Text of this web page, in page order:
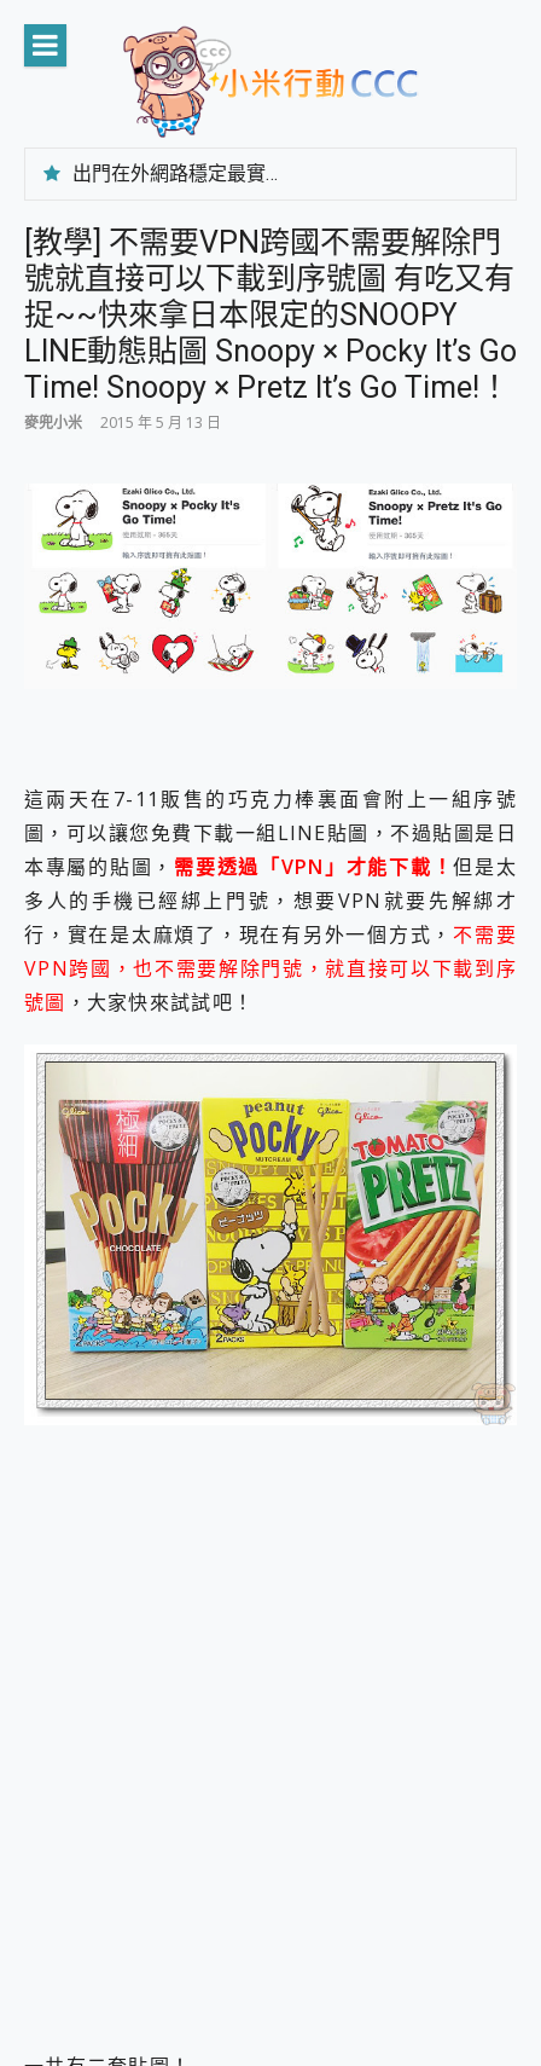
content
出門在外網路穩定最實在 「台灣大哥大」榮獲 4G/5G 在線率全球 NO.3 全台第一與全台六冠王實測心得，走到哪順到哪！
CP 值天花板~ Bongcom BS5 足球君開箱~ 短焦投影機 3千元就能擁有！ 折扣碼在這～
專為 PC上的 XBOX和掌機設計的 FireCuda X1070 SSD 固態硬碟開箱 評測
台灣製攝影機在這裡，100%全無線設計 SpotCam Solo Eco 太陽能防水雲端攝影機 SpotCam Solo 3 2.5K高畫質戶外攝影機 開箱 評測
電力超超超持久 MSI 微星 Prestige 14 AI+ D3MG-031TW 14吋 開箱評價，AI輕薄商務筆電 Copilot+ PC
超懂拍、耐用 AI 街拍機~ realme 16 Pro 開箱評價~ 2 億畫素 LumaColor 影像、持久續航與 IP69K 高防護
防窺黑科技 Galaxy S26 Ultra系列保護貼怎麼選？imos AR 低反光玻璃、藍寶石鏡頭貼與軍規防摔殼完整開箱評價
AI 支付 一錶搞定大小事 Xiaomi Watch 5 開箱 評測
自帶線的 有線無線都能充 ONPRO MagReact M5 10000mAh 5合1 磁吸無線急速行動電源 開箱 評測
飛利浦 JS7310 ⚡【電急便｜行動儲能救車電源】 可靠的旅行夥伴！帶給您優異的安全性與強大供電效能
您的專屬AI 助手 Yoga Slim 7 Aura Edition 觸控AI筆電 開箱 評測
realme 14 Pro 超硬軍規、冰感變色實測，realme 14 5G 遊戲戰鬥值爆表，效能x娛樂全都要！
iPhone、Apple Watch、AirPods耳機 三個設備充電一起搞定 ONPRO MagReact™ M3 3 in 1可攜摺疊無線充電器 開箱 評測
動靜皆宜「HUAWEI FreeArc」開放式耳掛耳機，無感配戴! 超穩超服貼，音質、通話也很優質
給 MSI Claw 系列電競掌機 最完美的家 MSI Nest Docking Station 掌機專屬擴充底座 開箱 評測
2億 APO蔡司長焦神機降臨~ vivo X200 Pro、vivo X200 就是這麼好拍
EaseUS Vocal Remover 免費線上去聲器一鍵去除人聲 人聲 音樂分離 2024 消除人聲推薦
3 個超值 MHN 飛人工具分享~~ iToolab AnyGo 魔物獵人 Now飛人 ios教學 不出門也可以到處走
Locawhere AnyTo 寶可夢飛人 AnyTo 不出門也可以飛遍全世界
小體積 40000mAh 超大容量 一次充5個設備 充好充滿 CUKTECH 酷態科 300W 微型充電站 開箱 評測
97.3% 恢復率，資料救援就是這麼簡單 EaseUS Data Recovery Wizard Free 18.0.0 業界最好的資料救援軟體
磁碟系統大風吹 有了 磁碟管理程式 EaseUS Partition Master 就是這麼簡單
全新 SONY Xperia 1 VI 開箱! 相機實測! 長焦覆蓋更遠更清晰、2日長續航、頂尖影音娛樂效能~
Xiaomi 14 Ultra 開箱 評測~ 有深度的 Leica 影像旗艦手機! 加碼小旗艦 Xiaomi 14 開箱 評測
vivo TWS 3e 真無線藍牙耳機智慧降噪升級、音質明亮溫潤，並支援雙設備連接~
MSI Claw 掌機專屬配件包 來囉 完美保護 MSI Claw A1M-026TW 電競掌機
人像旗艦 vivo V30 系列 開箱 評測! 首搭蔡司光學鏡頭、攝影棚級柔光環、拍攝功能最好玩的美拍神機 vivo V30 Pro
[教學] 不需要VPN跨國不需要解除門
號就直接可以下載到序號圖 有吃又有
捉~~快來拿日本限定的SNOOPY
LINE動態貼圖 Snoopy × Pocky It’s Go
Time! Snoopy × Pretz It’s Go Time!！
麥兜小米 2015 年 5 月 13 日
這兩天在7-11販售的巧克力棒裏面會附上一組序號
圖，可以讓您免費下載一組LINE貼圖，不過貼圖是日
本專屬的貼圖， 需要透過「VPN」才能下載！但是太
多人的手機已經綁上門號，想要VPN就要先解綁才
行，實在是太麻煩了，現在有另外一個方式， 不需要
VPN跨國，也不需要解除門號，就直接可以下載到序
號圖 ，大家快來試試吧！